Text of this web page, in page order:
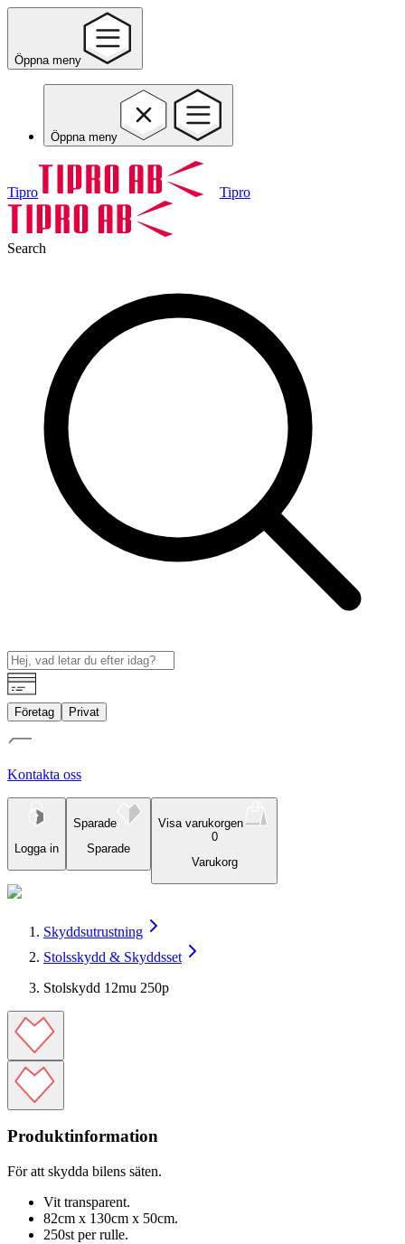
Öppna meny
Öppna meny
Tipro Tipro
Search
Företag Privat
Kontakta oss
Logga in
Sparade
Sparade
Visa varukorgen
0
Varukorg
Skyddsutrustning
Stolsskydd & Skyddsset
Stolskydd 12mu 250p
Produktinformation
För att skydda bilens säten.
Vit transparent.
82cm x 130cm x 50cm.
250st per rulle.